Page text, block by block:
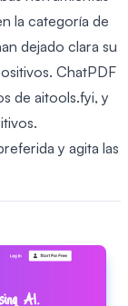
la categoría de
dejado clara su
ChatPDF
de aitools.fyi, y
y agita las